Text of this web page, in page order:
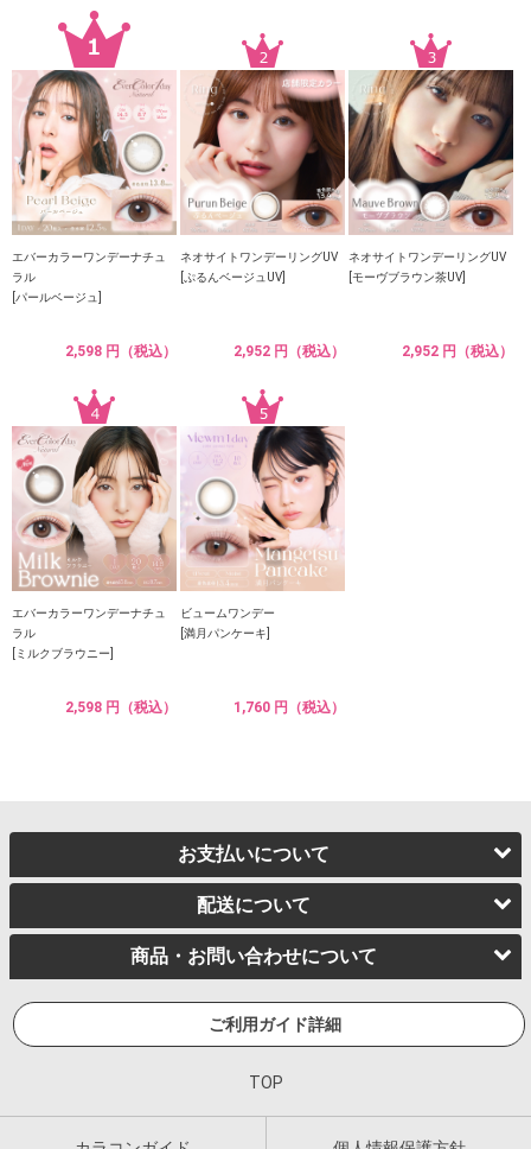
エバーカラーワンデーナチュ
ラル
[パールベージュ]
2,598 円（税込）
ネオサイトワンデーリングUV
[ぷるんベージュUV]
2,952 円（税込）
ネオサイトワンデーリングUV
[モーヴブラウン茶UV]
2,952 円（税込）
エバーカラーワンデーナチュ
ラル
[ミルクブラウニー]
2,598 円（税込）
ビュームワンデー
[満月パンケーキ]
1,760 円（税込）
お支払いについて
配送について
商品・お問い合わせについて
ご利用ガイド詳細
TOP